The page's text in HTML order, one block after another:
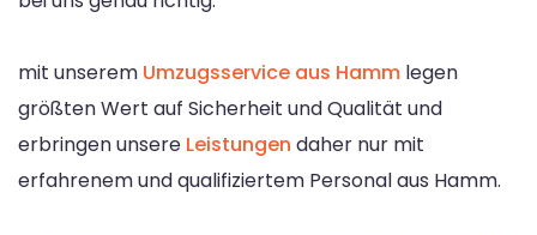
mit unserem Umzugsservice aus Hamm legen
größten Wert auf Sicherheit und Qualität und
erbringen unsere Leistungen daher nur mit
erfahrenem und qualifiziertem Personal aus Hamm.